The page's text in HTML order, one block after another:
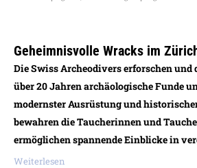
Geheimnisvolle Wracks im
Die Swiss Archeodivers erforschen
über 20 Jahren archäologische Funde
modernster Ausrüstung und
bewahren die Taucherinnen und
ermöglichen spannende Einblicke in
Weiterlesen